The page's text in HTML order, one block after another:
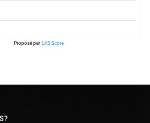
Proposé par LKS Score